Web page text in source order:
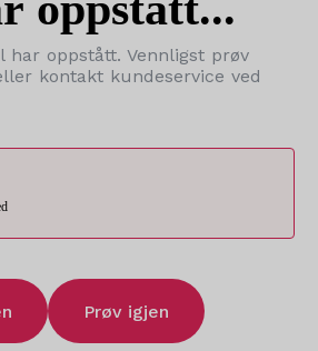
har oppstått. Vennligst prøv
kontakt kundeservice ved
Prøv igjen